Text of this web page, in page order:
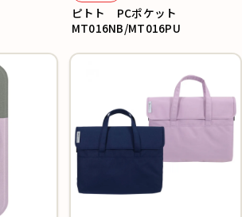
ピトト PCポケット
MT016NB/MT016PU